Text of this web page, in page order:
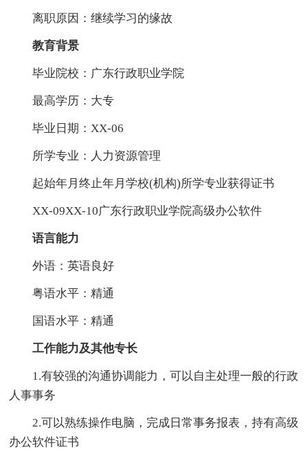
离职原因：继续学习的缘故
教育背景
毕业院校：广东行政职业学院
最高学历：大专
毕业日期：XX-06
所学专业：人力资源管理
起始年月终止年月学校(机构)所学专业获得证书
XX-09XX-10广东行政职业学院高级办公软件
语言能力
外语：英语良好
粤语水平：精通
国语水平：精通
工作能力及其他专长
1.有较强的沟通协调能力，可以自主处理一般的行政
人事事务
2.可以熟练操作电脑，完成日常事务报表，持有高级
办公软件证书